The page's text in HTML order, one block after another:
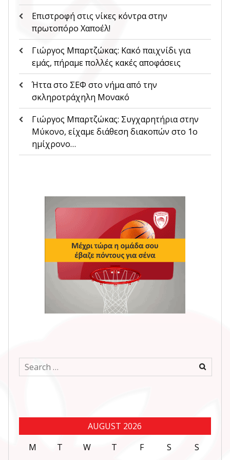
Επιστροφή στις νίκες κόντρα στην
πρωτοπόρο Χαποέλ!
Γιώργος Μπαρτζώκας: Κακό παιχνίδι για
εμάς, πήραμε πολλές κακές αποφάσεις
Ήττα στο ΣΕΦ στο νήμα από την
σκληροτράχηλη Μονακό
Γιώργος Μπαρτζώκας: Συγχαρητήρια στην
Μύκονο, είχαμε διάθεση διακοπών στο 1ο
ημίχρονο…
Search
for:
AUGUST 2026
M
T W T F S
S